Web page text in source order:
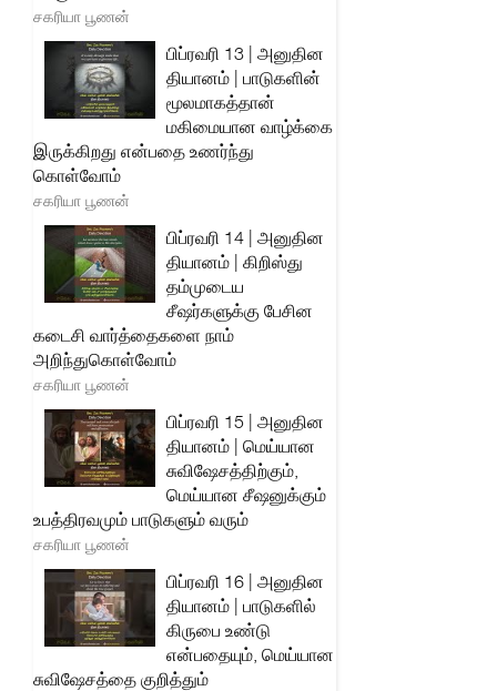
சகரியா பூணன்
பிப்ரவரி 13 | அனுதின
தியானம் | பாடுகளின்
மூலமாகத்தான்
மகிமையான வாழ்க்கை
இருக்கிறது என்பதை உணர்ந்து
கொள்வோம்
சகரியா பூணன்
பிப்ரவரி 14 | அனுதின
தியானம் | கிறிஸ்து
தம்முடைய
சீஷர்களுக்கு பேசின
கடைசி வார்த்தைகளை நாம்
அறிந்துகொள்வோம்
சகரியா பூணன்
பிப்ரவரி 15 | அனுதின
தியானம் | மெய்யான
சுவிஷேசத்திற்கும்,
மெய்யான சீஷனுக்கும்
உபத்திரவமும் பாடுகளும் வரும்
சகரியா பூணன்
பிப்ரவரி 16 | அனுதின
தியானம் | பாடுகளில்
கிருபை உண்டு
என்பதையும், மெய்யான
சுவிஷேசத்தை குறித்தும்